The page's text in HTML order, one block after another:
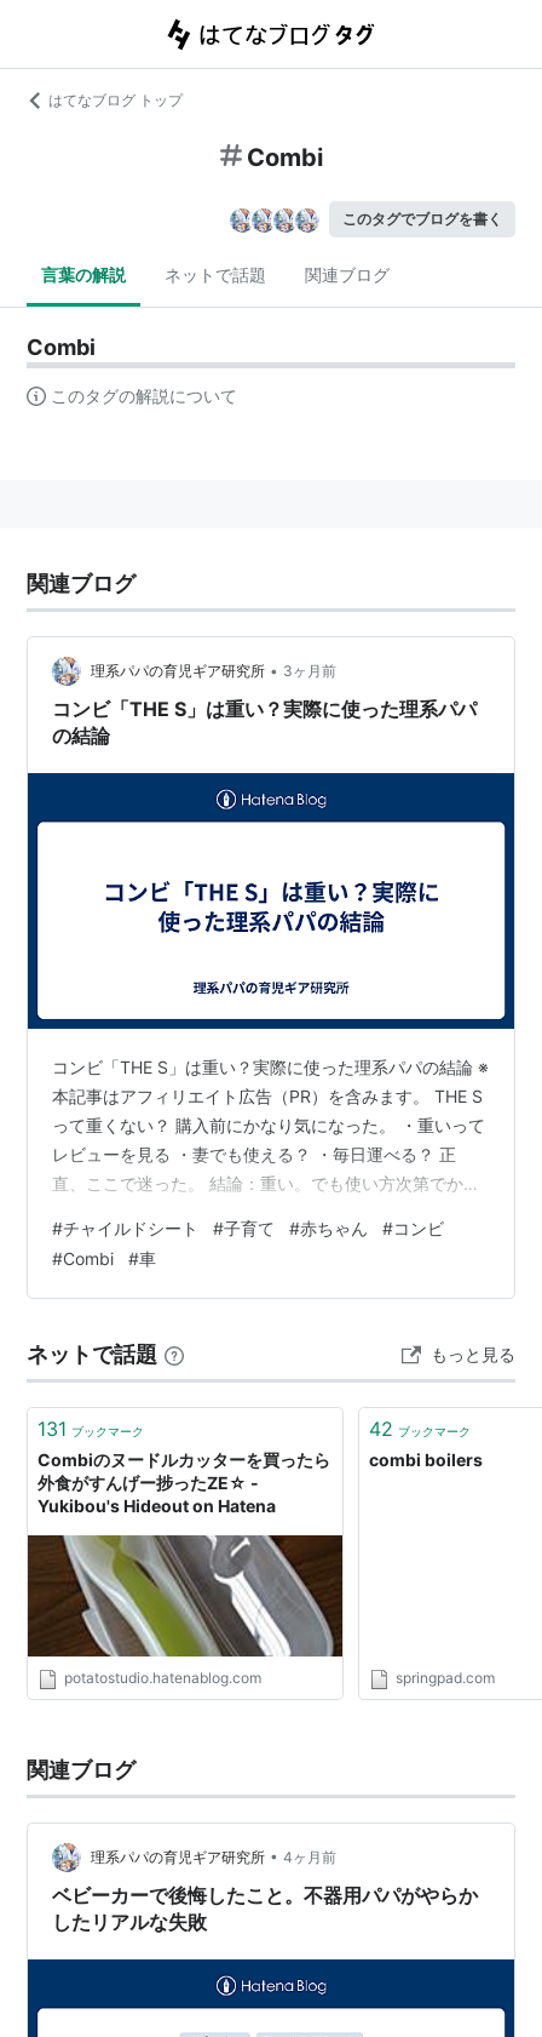
はてなブログ トップ
Combi
このタグでブログを書く
言葉の解説 ネットで話題 関連ブログ
Combi
このタグの解説について
関連ブログ
理系パパの育児ギア研究所 • 3ヶ月前
コンビ「THE S」は重い？実際に使った理系パパ
の結論
コンビ「THE S」は重い？実際に使った理系パパの結論 ※
本記事はアフィリエイト広告（PR）を含みます。 THE S
って重くない？ 購入前にかなり気になった。 ・重いって
レビューを見る ・妻でも使える？ ・毎日運べる？ 正
直、ここで迷った。 結論：重い。でも使い方次第でかな
やすさは高い」 自分は結果的に満足している。
item.rakuten.co.jp 実際の重さはどう？ 使っているのは
コンビ THE S 回転式タイプ。 なので、 👉 固定式よりは
像していたより扱いやすかった 理系…
#チャイルドシート #子育て #赤ちゃん #コンビ
#Combi #車
ネットで話題 もっと見る
131 ブックマーク
Combiのヌードルカッターを買ったら
外食がすんげー捗ったZE☆ -
Yukibou's Hideout on Hatena
potatostudio.hatenablog.com
42 ブックマーク
combi boilers
springpad.com
関連ブログ
理系パパの育児ギア研究所 • 4ヶ月前
ベビーカーで後悔したこと。不器用パパがやらか
したリアルな失敗